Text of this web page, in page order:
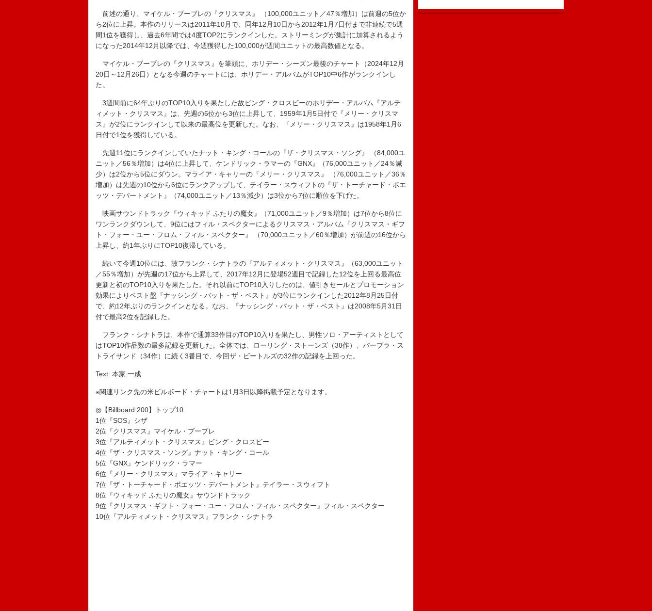
前述の通り、マイケル・ブーブレの『クリスマス』 （100,000ユニット／47％増加）は前週の5位か
ら2位に上昇。本作のリリースは2011年10月で、同年12月10日から2012年1月7日付まで非連続で5週
間1位を獲得し、過去6年間では4度TOP2にランクインした。ストリーミングが集計に加算されるよう
になった2014年12月以降では、今週獲得した100,000が週間ユニットの最高数値となる。
マイケル・ブーブレの『クリスマス』を筆頭に、ホリデー・シーズン最後のチャート（2024年12月
20日～12月26日）となる今週のチャートには、ホリデー・アルバムがTOP10中6作がランクインし
た。
3週間前に64年ぶりのTOP10入りを果たした故ビング・クロスビーのホリデー・アルバム『アルテ
ィメット・クリスマス』は、先週の6位から3位に上昇して、1959年1月5日付で『メリー・クリスマ
ス』が2位にランクインして以来の最高位を更新した。なお、『メリー・クリスマス』は1958年1月6
日付で1位を獲得している。
先週11位にランクインしていたナット・キング・コールの『ザ・クリスマス・ソング』 （84,000ユ
ニット／56％増加）は4位に上昇して、ケンドリック・ラマーの『GNX』（76,000ユニット／24％減
少）は2位から5位にダウン。マライア・キャリーの『メリー・クリスマス』 （76,000ユニット／36％
増加）は先週の10位から6位にランクアップして、テイラー・スウィフトの『ザ・トーチャード・ポエ
ッツ・デパートメント』（74,000ユニット／13％減少）は3位から7位に順位を下げた。
映画サウンドトラック『ウィキッド ふたりの魔女』（71,000ユニット／9％増加）は7位から8位に
ワンランクダウンして、9位にはフィル・スペクターによるクリスマス・アルバム『クリスマス・ギフ
ト・フォー・ユー・フロム・フィル・スペクター』 （70,000ユニット／60％増加）が前週の16位から
上昇し、約1年ぶりにTOP10復帰している。
続いて今週10位には、故フランク・シナトラの『アルティメット・クリスマス』（63,000ユニット
／55％増加）が先週の17位から上昇して、2017年12月に登場52週目で記録した12位を上回る最高位
更新と初のTOP10入りを果たした。それ以前にTOP10入りしたのは、値引きセールとプロモーション
効果によりベスト盤『ナッシング・バット・ザ・ベスト』が3位にランクインした2012年8月25日付
で、約12年ぶりのランクインとなる。なお、『ナッシング・バット・ザ・ベスト』は2008年5月31日
付で最高2位を記録した。
フランク・シナトラは、本作で通算33作目のTOP10入りを果たし、男性ソロ・アーティストとして
はTOP10作品数の最多記録を更新した。全体では、ローリング・ストーンズ（38作）、バーブラ・ス
トライサンド（34作）に続く3番目で、今回ザ・ビートルズの32作の記録を上回った。
Text: 本家 一成
※関連リンク先の米ビルボード・チャートは1月3日以降掲載予定となります。
◎【Billboard 200】トップ10
1位『SOS』シザ
2位『クリスマス』マイケル・ブーブレ
3位『アルティメット・クリスマス』ビング・クロスビー
4位『ザ・クリスマス・ソング』ナット・キング・コール
5位『GNX』ケンドリック・ラマー
6位『メリー・クリスマス』マライア・キャリー
7位『ザ・トーチャード・ポエッツ・デパートメント』テイラー・スウィフト
8位『ウィキッド ふたりの魔女』サウンドトラック
9位『クリスマス・ギフト・フォー・ユー・フロム・フィル・スペクター』フィル・スペクター
10位『アルティメット・クリスマス』フランク・シナトラ